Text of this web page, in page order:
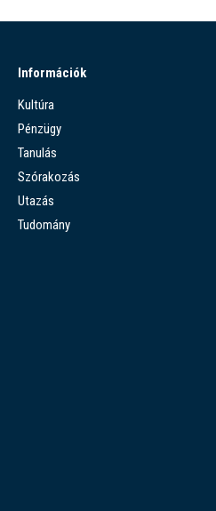
Információk
Kultúra
Pénzügy
Tanulás
Szórakozás
Utazás
Tudomány